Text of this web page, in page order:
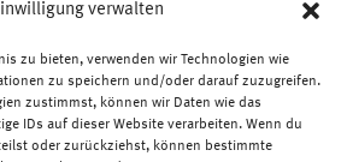
verwalten
zu bieten, verwenden wir Technologien wie
zu speichern und/oder darauf zuzugreifen.
zustimmst, können wir Daten wie das
IDs auf dieser Website verarbeiten. Wenn du
oder zurückziehst, können bestimmte
30 92 600